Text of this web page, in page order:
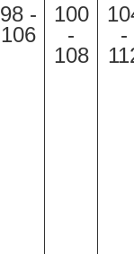
98 -
106
100
-
108
-